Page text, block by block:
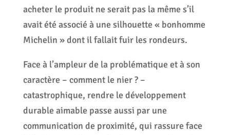
acheter le produit ne serait pas la même s’il
avait été associé à une silhouette « bonhomme
Michelin » dont il fallait fuir les rondeurs.
Face à l’ampleur de la problématique et à son
caractère – comment le nier ? –
catastrophique, rendre le développement
durable aimable passe aussi par une
communication de proximité, qui rassure face